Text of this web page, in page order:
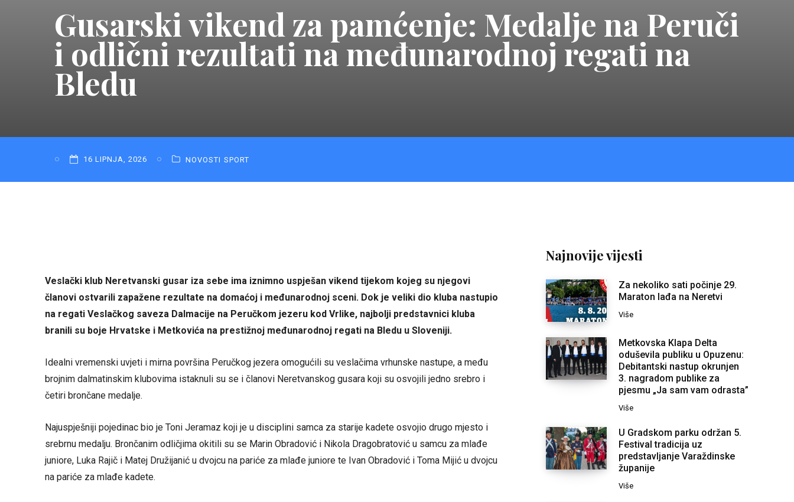
Gusarski vikend za pamćenje: Medalje na Peruči
i odlični rezultati na međunarodnoj regati na
Bledu
16 LIPNJA, 2026 NOVOSTI SPORT
Veslački klub Neretvanski gusar iza sebe ima iznimno uspješan vikend tijekom kojeg su njegovi
članovi ostvarili zapažene rezultate na domaćoj i međunarodnoj sceni. Dok je veliki dio kluba nastupio
na regati Veslačkog saveza Dalmacije na Peručkom jezeru kod Vrlike, najbolji predstavnici kluba
branili su boje Hrvatske i Metkovića na prestižnoj međunarodnoj regati na Bledu u Sloveniji.
Idealni vremenski uvjeti i mirna površina Peručkog jezera omogućili su veslačima vrhunske nastupe, a među
brojnim dalmatinskim klubovima istaknuli su se i članovi Neretvanskog gusara koji su osvojili jedno srebro i
četiri brončane medalje.
Najuspješniji pojedinac bio je Toni Jeramaz koji je u disciplini samca za starije kadete osvojio drugo mjesto i
srebrnu medalju. Brončanim odličjima okitili su se Marin Obradović i Nikola Dragobratović u samcu za mlađe
juniore, Luka Rajič i Matej Družijanić u dvojcu na pariće za mlađe juniore te Ivan Obradović i Toma Mijić u dvojcu
na pariće za mlađe kadete.
Najnovije vijesti
Za nekoliko sati počinje 29.
Maraton lađa na Neretvi
Više
Metkovska Klapa Delta
oduševila publiku u Opuzenu:
Debitantski nastup okrunjen
3. nagradom publike za
pjesmu „Ja sam vam odrasta”
Više
U Gradskom parku održan 5.
Festival tradicija uz
predstavljanje Varaždinske
županije
Više